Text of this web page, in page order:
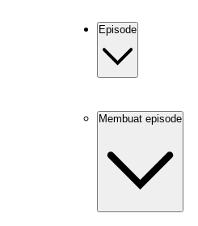
Episode
Membuat episode